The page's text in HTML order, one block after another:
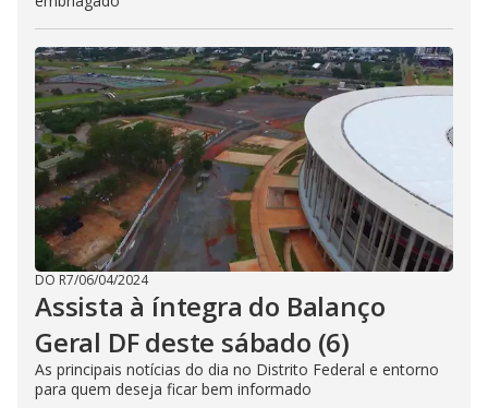
DO R7/06/04/2024
Assista à íntegra do Balanço
Geral DF deste sábado (6)
As principais notícias do dia no Distrito Federal e entorno
para quem deseja ficar bem informado